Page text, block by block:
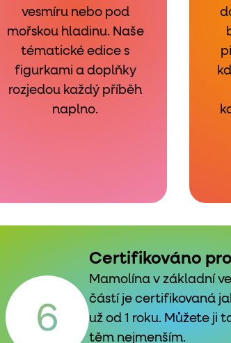
vesmíru nebo pod
mořskou hladinu. Naše
tématické edice s
figurkami a doplňky
rozjedou každý příběh
naplno.
Certifikováno
Mamolína v základní
částí je certifikovaná
už od 1 roku. Můžete ji
těm nejmenším.